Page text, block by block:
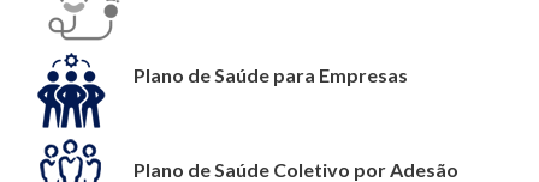
Plano de Saúde para Empresas
Plano de Saúde Coletivo por Adesão